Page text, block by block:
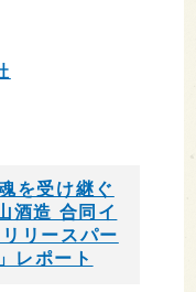
を受け継ぐ
造 合同イ
リースパー
レポート